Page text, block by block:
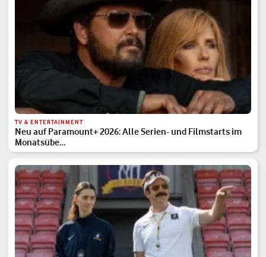
TV & ENTERTAINMENT
Neu auf Paramount+ 2026: Alle Serien- und Filmstarts im
Monatsübe…